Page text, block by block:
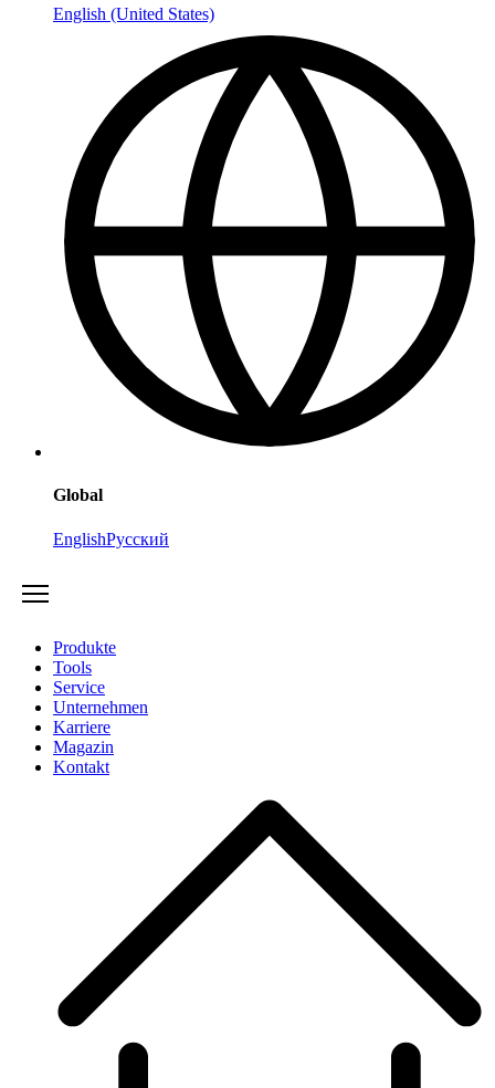
English (United States)
Global
EnglishРусский
Produkte
Tools
Service
Unternehmen
Karriere
Magazin
Kontakt